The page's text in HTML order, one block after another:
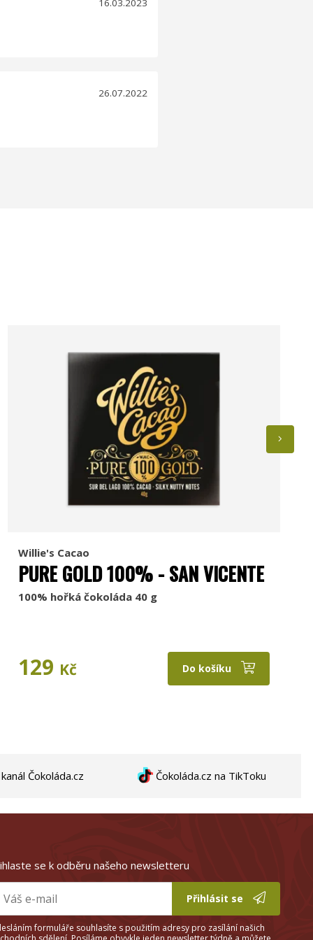
16.03.2023
26.07.2022
Willie's Cacao
PURE GOLD 100% - SAN VICENTE
100% hořká čokoláda 40 g
129 Kč Do košíku
Čokoláda.cz Čokoláda.cz na TikToku
se k odběru našeho newsletteru
Přihlásit se
formuláře souhlasíte s použitím adresy pro zasílání našich